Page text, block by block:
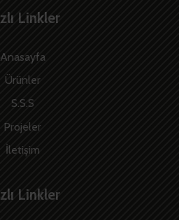
Linkler
Anasayfa
Ürünler
S.S.S
Projeler
İletişim
Linkler